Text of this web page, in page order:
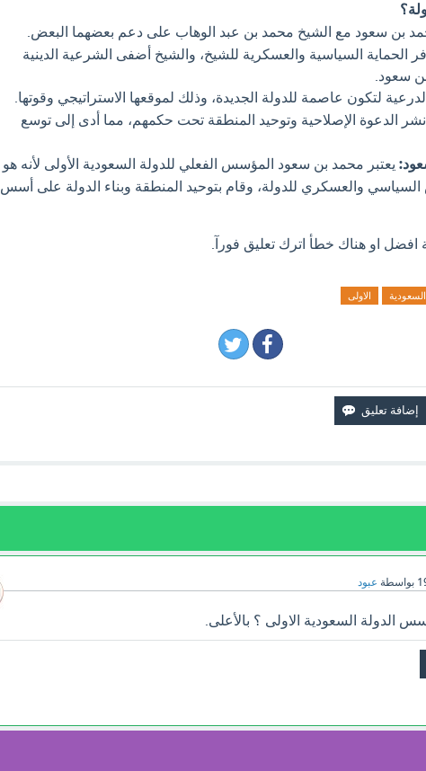
بن سعود مع الشيخ محمد بن عبد الوهاب على دعم بعضهما البعض.
الحماية السياسية والعسكرية للشيخ، والشيخ أضفى الشرعية الدينية
سعود.
لتكون عاصمة للدولة الجديدة، وذلك لموقعها الاستراتيجي وقوتها.
نشر الدعوة الإصلاحية وتوحيد المنطقة تحت حكمهم، مما أدى إلى توسع
يعتبر محمد بن سعود المؤسس الفعلي للدولة السعودية الأولى لأنه هو
والعسكري للدولة، وقام بتوحيد المنطقة وبناء الدولة على أسس
افضل او هناك خطأ اترك تعليق فورآ.
السعودية الاولى
بواسطة عبود
الدولة السعودية الاولى ؟ بالأعلى.